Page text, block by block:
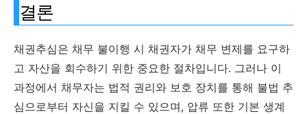
결론
채권추심은 채무 불이행 시 채권자가 채무 변제를 요구하
고 자산을 회수하기 위한 중요한 절차입니다. 그러나 이
과정에서 채무자는 법적 권리와 보호 장치를 통해 불법 추
심으로부터 자신을 지킬 수 있으며, 압류 또한 기본 생계